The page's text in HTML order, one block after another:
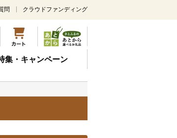
問 クラウドファンディング
集・キャンペーン